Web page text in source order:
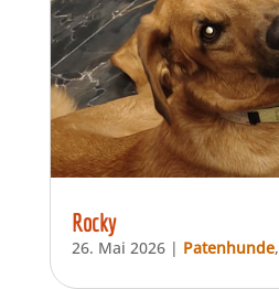
Rocky
26. Mai 2026| Patenhunde,